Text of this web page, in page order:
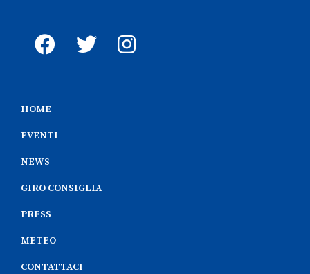
HOME
EVENTI
NEWS
GIRO CONSIGLIA
PRESS
METEO
CONTATTACI